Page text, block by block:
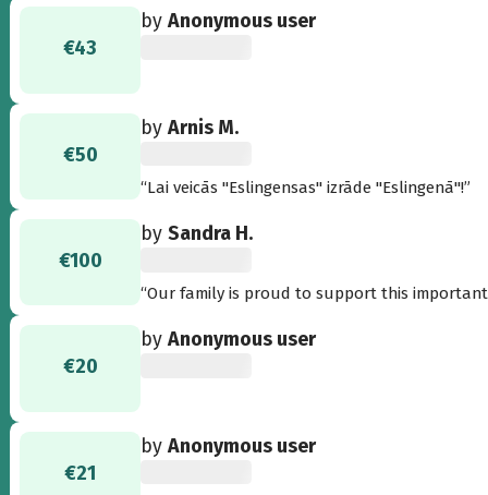
€43
byAnonymous user
€50
byArnis M.
“Lai veicās "Eslingensas" izrāde "Eslingenā"!”
€100
bySandra H.
“Our family is proud to support this
Latvian culture and traditions under difficult conditions. They forged many
committee--let's support them generously!”
€20
byAnonymous user
€21
byAnonymous user